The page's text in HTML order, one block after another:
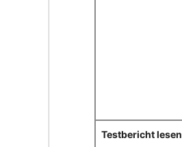
Testbericht lesen